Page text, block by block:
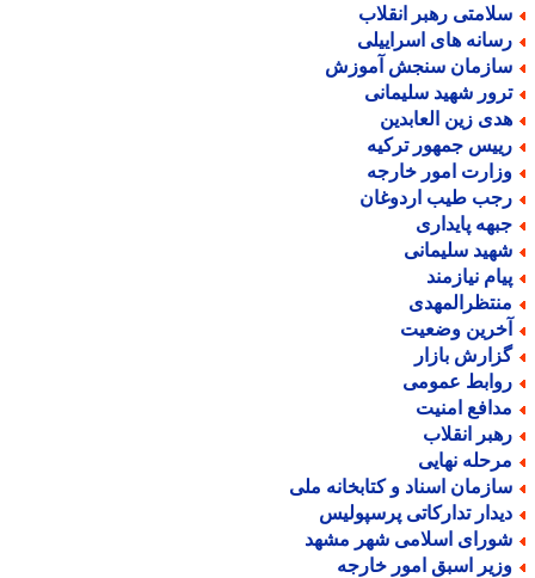
رهبر انقلاب
های اسراییلی
سنجش آموزش
شهید سلیمانی
زین العابدین
جمهور ترکیه
امور خارجه
طیب اردوغان
پایداری
سلیمانی
نیازمند
وضعیت
بازار
عمومی
امنیت
انقلاب
نهایی
اسناد و کتابخانه ملی
تدارکاتی پرسپولیس
اسلامی شهر مشهد
اسبق امور خارجه